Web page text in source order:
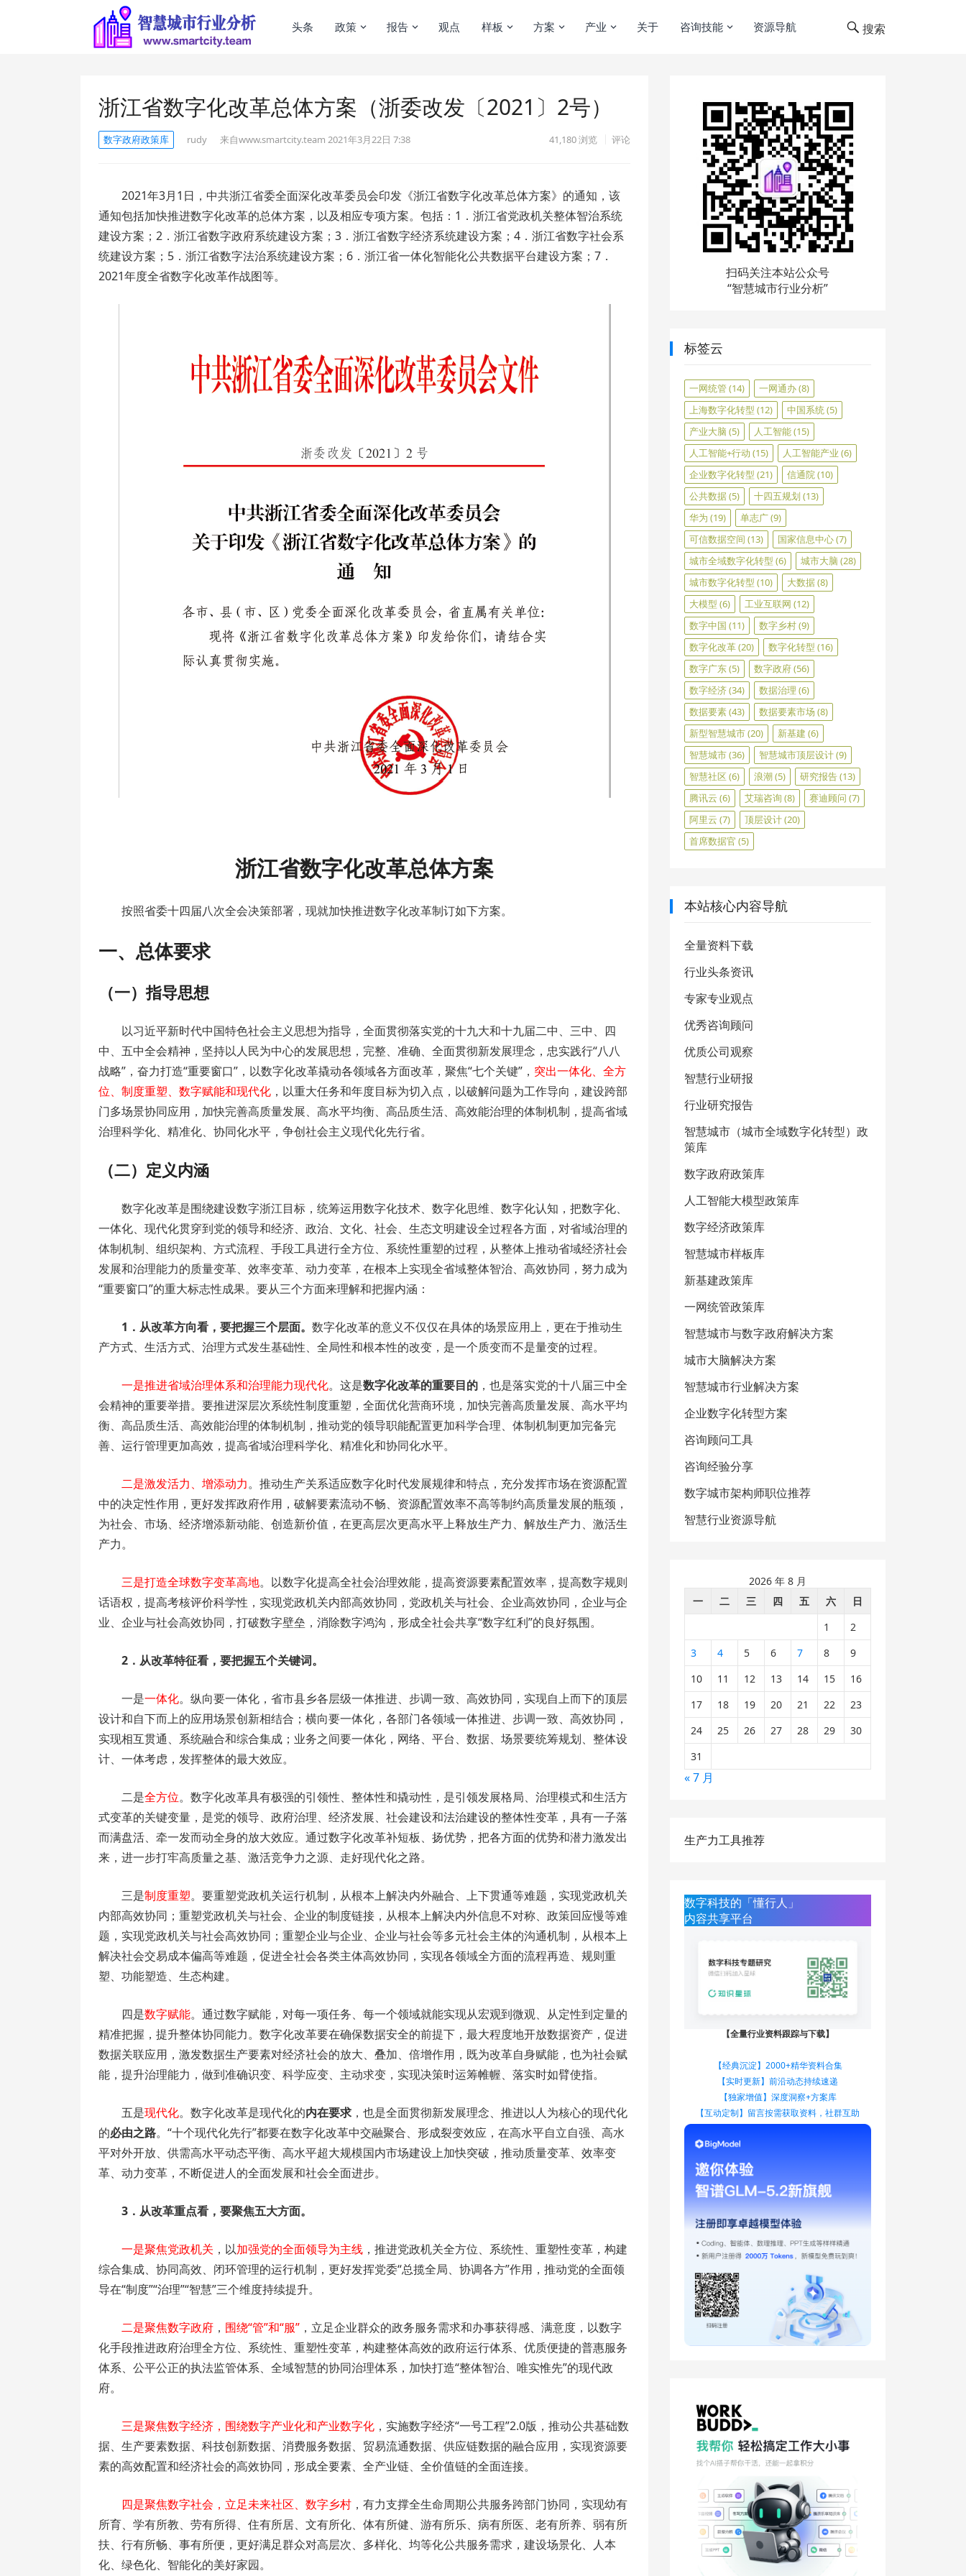
头条 政策 报告 观点 样板 方案 产业 关于 咨询技能 资源导航 搜索
浙江省数字化改革总体方案（浙委改发〔2021〕2号）
数字政府政策库 rudy 来自www.smartcity.team 2021年3月22日 7:38 41,180浏览 评论
2021年3月1日，中共浙江省委全面深化改革委员会印发《浙江省数字化改革总体方案》的通知，该
通知包括加快推进数字化改革的总体方案，以及相应专项方案。包括：1．浙江省党政机关整体智治系统
建设方案；2．浙江省数字政府系统建设方案；3．浙江省数字经济系统建设方案；4．浙江省数字社会系
统建设方案；5．浙江省数字法治系统建设方案；6．浙江省一体化智能化公共数据平台建设方案；7．
2021年度全省数字化改革作战图等。
浙江省数字化改革总体方案
按照省委十四届八次全会决策部署，现就加快推进数字化改革制订如下方案。
一、总体要求
（一）指导思想
以习近平新时代中国特色社会主义思想为指导，全面贯彻落实党的十九大和十九届二中、三中、四
中、五中全会精神，坚持以人民为中心的发展思想，完整、准确、全面贯彻新发展理念，忠实践行“八八
战略”，奋力打造“重要窗口”，以数字化改革撬动各领域各方面改革，聚焦“七个关键”， 突出一体化、全方
位、制度重塑、数字赋能和现代化 ，以重大任务和年度目标为切入点，以破解问题为工作导向，建设跨部
门多场景协同应用，加快完善高质量发展、高水平均衡、高品质生活、高效能治理的体制机制，提高省域
治理科学化、精准化、协同化水平，争创社会主义现代化先行省。
（二）定义内涵
数字化改革是围绕建设数字浙江目标，统筹运用数字化技术、数字化思维、数字化认知，把数字化、
一体化、现代化贯穿到党的领导和经济、政治、文化、社会、生态文明建设全过程各方面，对省域治理的
体制机制、组织架构、方式流程、手段工具进行全方位、系统性重塑的过程，从整体上推动省域经济社会
发展和治理能力的质量变革、效率变革、动力变革，在根本上实现全省域整体智治、高效协同，努力成为
“重要窗口”的重大标志性成果。要从三个方面来理解和把握内涵：
1．从改革方向看，要把握三个层面。 数字化改革的意义不仅仅在具体的场景应用上，更在于推动生
产方式、生活方式、治理方式发生基础性、全局性和根本性的改变，是一个质变而不是量变的过程。
一是推进省域治理体系和治理能力现代化。这是数字化改革的重要目的 ，也是落实党的十八届三中全
会精神的重要举措。要推进深层次系统性制度重塑，全面优化营商环境，加快完善高质量发展、高水平均
衡、高品质生活、高效能治理的体制机制，推动党的领导职能配置更加科学合理、体制机制更加完备完
善、运行管理更加高效，提高省域治理科学化、精准化和协同化水平。
二是激发活力、增添动力。推动生产关系适应数字化时代发展规律和特点，充分发挥市场在资源配置
中的决定性作用，更好发挥政府作用，破解要素流动不畅、资源配置效率不高等制约高质量发展的瓶颈，
为社会、市场、经济增添新动能、创造新价值，在更高层次更高水平上释放生产力、解放生产力、激活生
产力。
三是打造全球数字变革高地。以数字化提高全社会治理效能，提高资源要素配置效率，提高数字规则
话语权，提高考核评价科学性，实现党政机关内部高效协同，党政机关与社会、企业高效协同，企业与企
业、企业与社会高效协同，打破数字壁垒，消除数字鸿沟，形成全社会共享“数字红利”的良好氛围。
2．从改革特征看，要把握五个关键词。
一是一体化。纵向要一体化，省市县乡各层级一体推进、步调一致、高效协同，实现自上而下的顶层
设计和自下而上的应用场景创新相结合；横向要一体化，各部门各领域一体推进、步调一致、高效协同，
实现相互贯通、系统融合和综合集成；业务之间要一体化，网络、平台、数据、场景要统筹规划、整体设
计、一体考虑，发挥整体的最大效应。
二是全方位。数字化改革具有极强的引领性、整体性和撬动性，是引领发展格局、治理模式和生活方
式变革的关键变量，是党的领导、政府治理、经济发展、社会建设和法治建设的整体性变革，具有一子落
而满盘活、牵一发而动全身的放大效应。通过数字化改革补短板、扬优势，把各方面的优势和潜力激发出
来，进一步打牢高质量之基、激活竞争力之源、走好现代化之路。
三是制度重塑。要重塑党政机关运行机制，从根本上解决内外融合、上下贯通等难题，实现党政机关
内部高效协同；重塑党政机关与社会、企业的制度链接，从根本上解决内外信息不对称、政策回应慢等难
题，实现党政机关与社会高效协同；重塑企业与企业、企业与社会等多元社会主体的沟通机制，从根本上
解决社会交易成本偏高等难题，促进全社会各类主体高效协同，实现各领域全方面的流程再造、规则重
塑、功能塑造、生态构建。
四是数字赋能。通过数字赋能，对每一项任务、每一个领域就能实现从宏观到微观、从定性到定量的
精准把握，提升整体协同能力。数字化改革要在确保数据安全的前提下，最大程度地开放数据资产，促进
数据关联应用，激发数据生产要素对经济社会的放大、叠加、倍增作用，既为改革自身赋能，也为社会赋
能，提升治理能力，做到准确识变、科学应变、主动求变，实现决策时运筹帷幄、落实时如臂使指。
五是现代化。数字化改革是现代化的内在要求 ，也是全面贯彻新发展理念、推进以人为核心的现代化
的必由之路。“十个现代化先行”都要在数字化改革中交融聚合、形成裂变效应，在高水平自立自强、高水
平对外开放、供需高水平动态平衡、高水平超大规模国内市场建设上加快突破，推动质量变革、效率变
革、动力变革，不断促进人的全面发展和社会全面进步。
3．从改革重点看，要聚焦五大方面。
一是聚焦党政机关 ，以加强党的全面领导为主线 ，推进党政机关全方位、系统性、重塑性变革，构建
综合集成、协同高效、闭环管理的运行机制，更好发挥党委“总揽全局、协调各方”作用，推动党的全面领
导在“制度”“治理”“智慧”三个维度持续提升。
二是聚焦数字政府 ， 围绕“管”和“服” ，立足企业群众的政务服务需求和办事获得感、满意度，以数字
化手段推进政府治理全方位、系统性、重塑性变革，构建整体高效的政府运行体系、优质便捷的普惠服务
体系、公平公正的执法监管体系、全域智慧的协同治理体系，加快打造“整体智治、唯实惟先”的现代政
府。
三是聚焦数字经济，围绕数字产业化和产业数字化 ，实施数字经济“一号工程”2.0版，推动公共基础数
据、生产要素数据、科技创新数据、消费服务数据、贸易流通数据、供应链数据的融合应用，实现资源要
素的高效配置和经济社会的高效协同，形成全要素、全产业链、全价值链的全面连接。
四是聚焦数字社会，立足未来社区、数字乡村 ，有力支撑全生命周期公共服务跨部门协同，实现幼有
所育、学有所教、劳有所得、住有所居、文有所化、体有所健、游有所乐、病有所医、老有所养、弱有所
扶、行有所畅、事有所便，更好满足群众对高层次、多样化、均等化公共服务需求，建设场景化、人本
化、绿色化、智能化的美好家园。
扫码关注本站公众号
“智慧城市行业分析”
标签云
一网统管(14) 一网通办(8)
上海数字化转型 (12) 中国系统(5)
产业大脑 (5) 人工智能(15)
人工智能+行动 (15) 人工智能产业 (6)
企业数字化转型 (21) 信通院(10)
公共数据(5) 十四五规划 (13)
华为 (19) 单志广(9)
可信数据空间 (13) 国家信息中心(7)
城市全域数字化转型 (6) 城市大脑 (28)
城市数字化转型 (10) 大数据(8)
大模型 (6) 工业互联网 (12)
数字中国 (11) 数字乡村(9)
数字化改革(20) 数字化转型 (16)
数字广东(5) 数字政府(56)
数字经济(34) 数据治理 (6)
数据要素(43) 数据要素市场 (8)
新型智慧城市(20) 新基建 (6)
智慧城市(36) 智慧城市顶层设计(9)
智慧社区 (6) 浪潮(5) 研究报告(13)
腾讯云 (6) 艾瑞咨询 (8) 赛迪顾问 (7)
阿里云 (7) 顶层设计(20)
首席数据官 (5)
本站核心内容导航
全量资料下载
行业头条资讯
专家专业观点
优秀咨询顾问
优质公司观察
智慧行业研报
行业研究报告
智慧城市（城市全域数字化转型）政
策库
数字政府政策库
人工智能大模型政策库
数字经济政策库
智慧城市样板库
新基建政策库
一网统管政策库
智慧城市与数字政府解决方案
城市大脑解决方案
智慧城市行业解决方案
企业数字化转型方案
咨询顾问工具
咨询经验分享
数字城市架构师职位推荐
智慧行业资源导航
2026 年 8 月
一
二 三 四 五 六
日
1
2
3
4 5 6 7 8
9
10
11 12 13 14 15
16
17
18 19 20 21 22
23
24
25 26 27 28 29
30
31
« 7 月
生产力工具推荐
数字科技的「懂行人」
内容共享平台
【全量行业资料跟踪与下载】
【经典沉淀】2000+精华资料合集
【实时更新】前沿动态持续速递
【独家增值】深度洞察+方案库
【互动定制】留言按需获取资料，社群互助